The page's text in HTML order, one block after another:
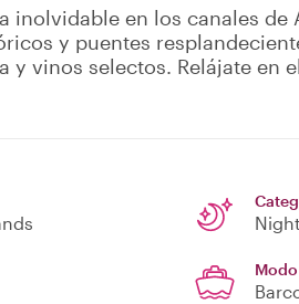
inolvidable en los canales de
y puentes
y vinos selectos. Relájate en